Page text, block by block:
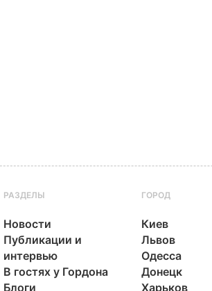
РАЗДЕЛЫ
Новости
Публикации и
интервью
В гостях у Гордона
Блоги
ГОРОД
Киев
Львов
Одесса
Донецк
Харьков